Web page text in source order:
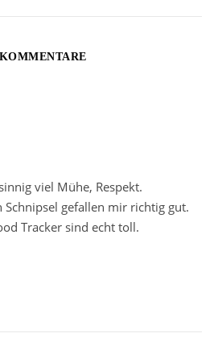
viel Mühe, Respekt.
Schnipsel gefallen mir richtig gut.
Tracker sind echt toll.